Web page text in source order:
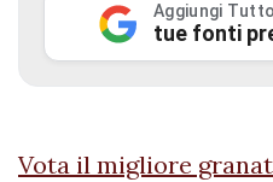
Aggiungi
tue fonti
Vota il migliore